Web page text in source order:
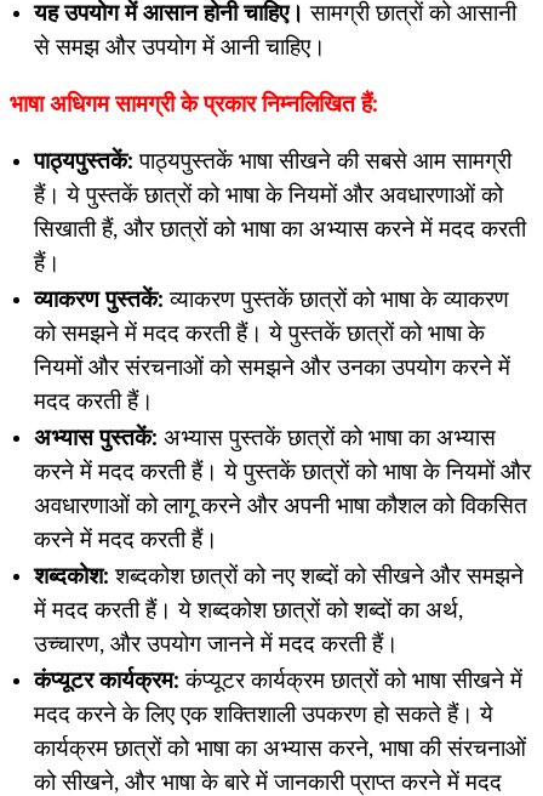
यह उपयोग में आसान होनी चाहिए। सामग्री छात्रों को आसानी
से समझ और उपयोग में आनी चाहिए।
भाषा अधिगम सामग्री के प्रकार निम्नलिखित हैं:
पाठ्यपुस्तकें: पाठ्यपुस्तकें भाषा सीखने की सबसे आम सामग्री
हैं। ये पुस्तकें छात्रों को भाषा के नियमों और अवधारणाओं को
सिखाती हैं, और छात्रों को भाषा का अभ्यास करने में मदद करती
हैं।
व्याकरण पुस्तकें: व्याकरण पुस्तकें छात्रों को भाषा के व्याकरण
को समझने में मदद करती हैं। ये पुस्तकें छात्रों को भाषा के
नियमों और संरचनाओं को समझने और उनका उपयोग करने में
मदद करती हैं।
अभ्यास पुस्तकें: अभ्यास पुस्तकें छात्रों को भाषा का अभ्यास
करने में मदद करती हैं। ये पुस्तकें छात्रों को भाषा के नियमों और
अवधारणाओं को लागू करने और अपनी भाषा कौशल को विकसित
करने में मदद करती हैं।
शब्दकोश: शब्दकोश छात्रों को नए शब्दों को सीखने और समझने
में मदद करती हैं। ये शब्दकोश छात्रों को शब्दों का अर्थ,
उच्चारण, और उपयोग जानने में मदद करती हैं।
कंप्यूटर कार्यक्रम: कंप्यूटर कार्यक्रम छात्रों को भाषा सीखने में
मदद करने के लिए एक शक्तिशाली उपकरण हो सकते हैं। ये
कार्यक्रम छात्रों को भाषा का अभ्यास करने, भाषा की संरचनाओं
को सीखने, और भाषा के बारे में जानकारी प्राप्त करने में मदद